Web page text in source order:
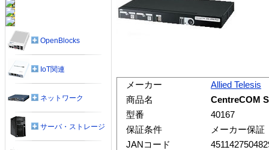
メーカー
Allied Telesis
商品名
CentreCOM
型番
40167
保証条件
メーカー保証
JANコード
OpenBlocks
IoT関連
ネットワーク
サーバ・ストレージ